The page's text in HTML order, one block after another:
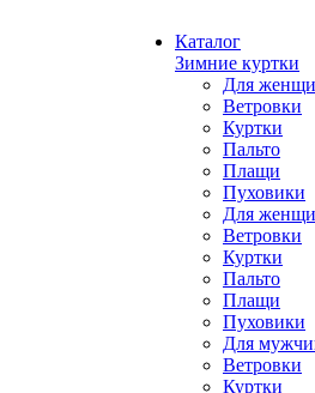
Каталог
Зимние куртки
Для
Ветровки
Куртки
Пальто
Плащи
Пуховики
Для
Ветровки
Куртки
Пальто
Плащи
Пуховики
Для
Ветровки
Куртки